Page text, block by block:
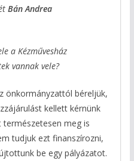
Bán Andrea
a Kézművesház
vannak vele?
önkormányzattól béreljük,
kellett kérnünk
meg is
tudjuk ezt finanszírozni,
be egy pályázatot.